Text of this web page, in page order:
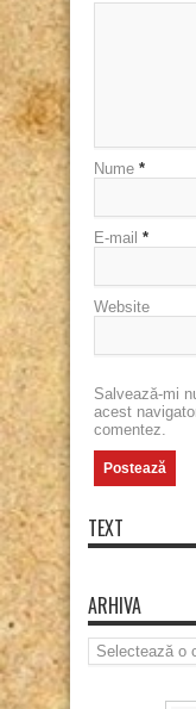
Nume *
E-mail *
Website
Salvează-mi
acest
comentez.
TEXT
ARHIVA
Arhiva